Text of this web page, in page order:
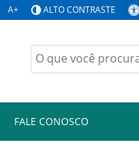
A+ ALTO CONTRASTE
Buscar
por:
FALE CONOSCO